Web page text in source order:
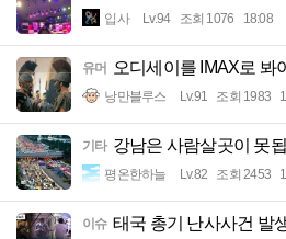
입사 Lv.94 조회 1076 18:08
유머 오디세이를 IMAX로 봐
낭만블루스 Lv.91 조회 1983
기타 강남은 사람살곳이 못
평온한하늘 Lv.82 조회 2453
이슈 태국 총기 난사사건 발